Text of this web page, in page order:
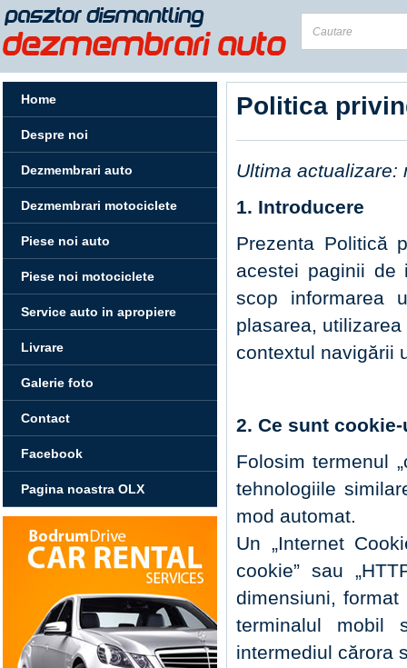
Home
Despre noi
Dezmembrari auto
Dezmembrari motociclete
Piese noi auto
Piese noi motociclete
Service auto in apropiere
Livrare
Galerie foto
Contact
Facebook
Pagina noastra OLX
Politica
Ultima actualizare:
1. Introducere
Prezenta Politică
acestei paginii de
scop informarea
plasarea,
contextul navigării
2. Ce sunt
Folosim termenul
tehnologiile
mod automat.
Un „Internet
cookie” sau
dimensiuni,
terminalul mobil
intermediul cărora